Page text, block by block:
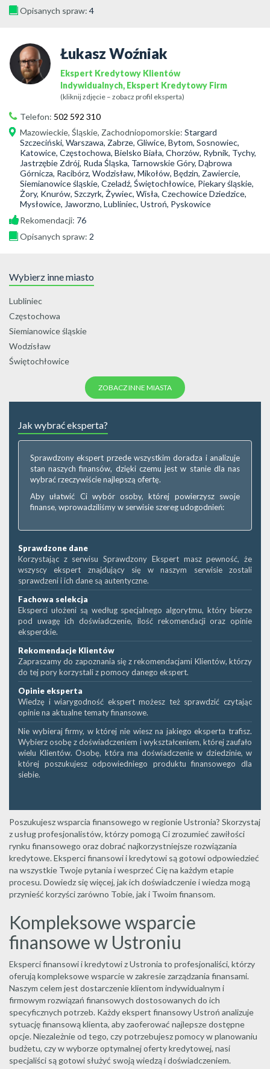
Opisanych spraw: 4
Łukasz Woźniak
Ekspert Kredytowy Klientów
Indywidualnych, Ekspert Kredytowy Firm
(kliknij zdjęcie – zobacz profil eksperta)
Telefon: 502 592 310
Mazowieckie, Śląskie, Zachodniopomorskie: Stargard
Szczeciński, Warszawa, Zabrze, Gliwice, Bytom, Sosnowiec,
Katowice, Częstochowa, Bielsko Biała, Chorzów, Rybnik, Tychy,
Jastrzębie Zdrój, Ruda Śląska, Tarnowskie Góry, Dąbrowa
Górnicza, Racibórz, Wodzisław, Mikołów, Będzin, Zawiercie,
Siemianowice śląskie, Czeladź, Świętochłowice, Piekary śląskie,
Żory, Knurów, Szczyrk, Żywiec, Wisła, Czechowice Dziedzice,
Mysłowice, Jaworzno, Lubliniec, Ustroń, Pyskowice
Rekomendacji: 76
Opisanych spraw: 2
Wybierz inne miasto
Lubliniec
Częstochowa
Siemianowice śląskie
Wodzisław
Świętochłowice
ZOBACZ INNE MIASTA
Jak wybrać eksperta?
Sprawdzony ekspert przede wszystkim doradza i analizuje
stan naszych finansów, dzięki czemu jest w stanie dla nas
wybrać rzeczywiście najlepszą ofertę.
Aby ułatwić Ci wybór osoby, której powierzysz swoje
finanse, wprowadziliśmy w serwisie szereg udogodnień:
Sprawdzone dane
Korzystając z serwisu Sprawdzony Ekspert masz pewność, że
wszyscy ekspert znajdujący się w naszym serwisie zostali
sprawdzeni i ich dane są autentyczne.
Fachowa selekcja
Eksperci ułożeni są według specjalnego algorytmu, który bierze
pod uwagę ich doświadczenie, ilość rekomendacji oraz opinie
eksperckie.
Rekomendacje Klientów
Zapraszamy do zapoznania się z rekomendacjami Klientów, którzy
do tej pory korzystali z pomocy danego ekspert.
Opinie eksperta
Wiedzę i wiarygodność ekspert możesz też sprawdzić czytając
opinie na aktualne tematy finansowe.
Nie wybieraj firmy, w której nie wiesz na jakiego eksperta trafisz.
Wybierz osobę z doświadczeniem i wykształceniem, której zaufało
wielu Klientów. Osobę, która ma doświadczenie w dziedzinie, w
której poszukujesz odpowiedniego produktu finansowego dla
siebie.
Poszukujesz wsparcia finansowego w regionie Ustronia? Skorzystaj
z usług profesjonalistów, którzy pomogą Ci zrozumieć zawiłości
rynku finansowego oraz dobrać najkorzystniejsze rozwiązania
kredytowe. Eksperci finansowi i kredytowi są gotowi odpowiedzieć
na wszystkie Twoje pytania i wesprzeć Cię na każdym etapie
procesu. Dowiedz się więcej, jak ich doświadczenie i wiedza mogą
przynieść korzyści zarówno Tobie, jak i Twoim finansom.
Kompleksowe wsparcie
finansowe w Ustroniu
Eksperci finansowi i kredytowi z Ustronia to profesjonaliści, którzy
oferują kompleksowe wsparcie w zakresie zarządzania finansami.
Naszym celem jest dostarczenie klientom indywidualnym i
firmowym rozwiązań finansowych dostosowanych do ich
specyficznych potrzeb. Każdy ekspert finansowy Ustroń analizuje
sytuację finansową klienta, aby zaoferować najlepsze dostępne
opcje. Niezależnie od tego, czy potrzebujesz pomocy w planowaniu
budżetu, czy w wyborze optymalnej oferty kredytowej, nasi
specjaliści są gotowi służyć swoją wiedzą i doświadczeniem.